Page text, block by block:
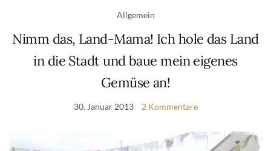
Allgemein
Nimm das, Land-Mama! Ich hole das Land
in die Stadt und baue mein eigenes
Gemüse an!
30. Januar 2013 2 Kommentare